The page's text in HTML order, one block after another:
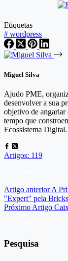
Etiquetas
# wordpress
Miguel Silva
Ajudo PME,
desenvolver a sua
objetivo de angariar
tempo que
Ecossistema Digital.
Artigos: 119
Artigo anteriorA
"Expert" pela
Próximo Artigo
Pesquisa